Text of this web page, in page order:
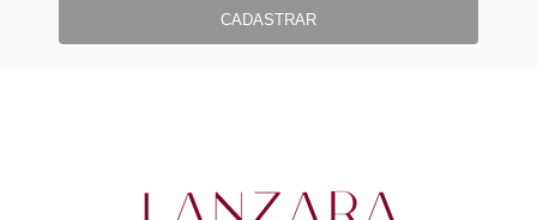
CADASTRAR